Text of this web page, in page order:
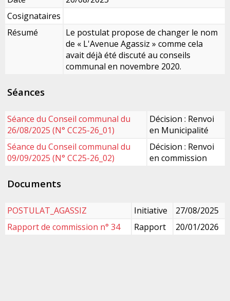
Cosignataires
Résumé
Le postulat propose de changer le nom
de « L'Avenue Agassiz » comme cela
avait déjà été discuté au conseils
communal en novembre 2020.
Séances
Séance du Conseil communal du
26/08/2025 (N° CC25-26_01)
Décision : Renvoi
en Municipalité
Séance du Conseil communal du
09/09/2025 (N° CC25-26_02)
Décision : Renvoi
en commission
Documents
POSTULAT_AGASSIZ Initiative
27/08/2025
Rapport de commission n° 34
Rapport 20/01/2026